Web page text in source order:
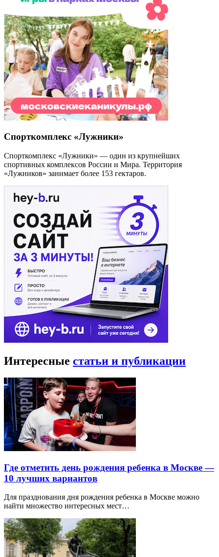
Спорткомплекс «Лужники»
Спорткомплекс «Лужники» — один из крупнейших
спортивных комплексов России и Мира. Территория
«Лужников» занимает более 153 гектаров.
Интересные статьи и публикации
Где отметить день рождения ребенка в Москве —
10 лучших вариантов
Для празднования дня рождения ребенка в Москве можно
найти множество интересных мест…